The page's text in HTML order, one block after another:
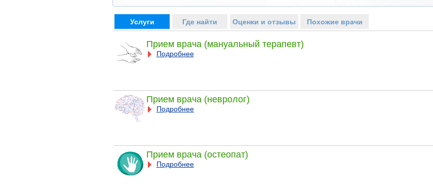
Услуги Где найти Оценки и отзывы Похожие врачи
Прием врача (мануальный терапевт)
Подробнее
Прием врача (невролог)
Подробнее
Прием врача (остеопат)
Подробнее